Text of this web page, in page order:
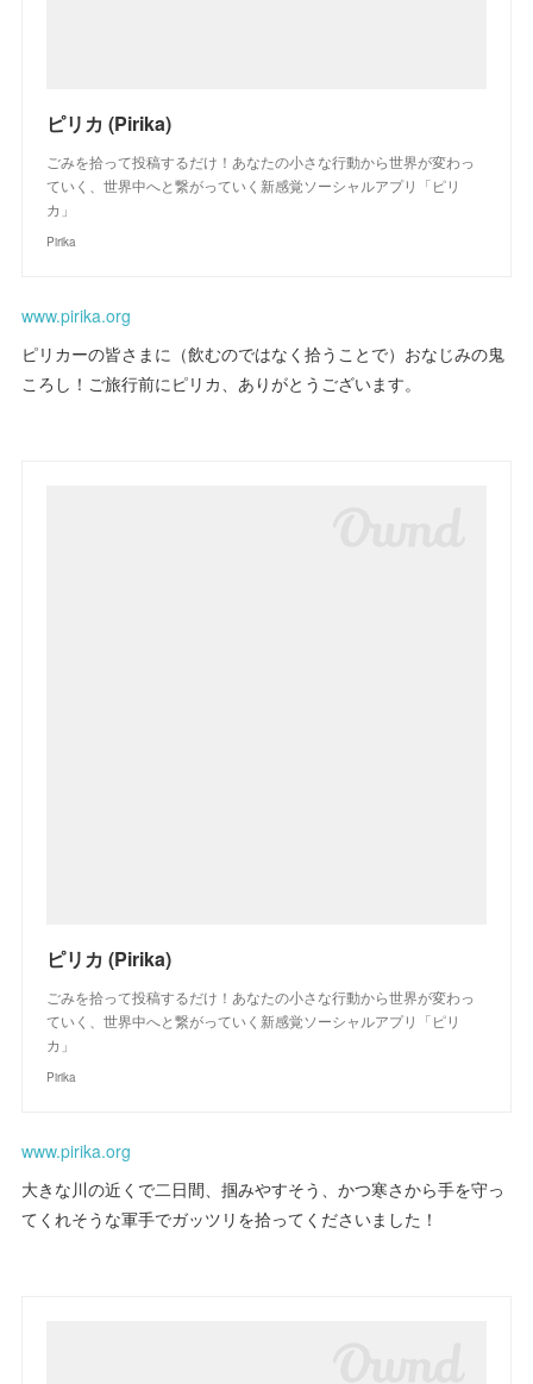
ピリカ (Pirika)
ごみを拾って投稿するだけ！あなたの小さな行動から世界が変わっ
ていく、世界中へと繋がっていく新感覚ソーシャルアプリ「ピリ
カ」
Pirika
www.pirika.org
ピリカーの皆さまに（飲むのではなく拾うことで）おなじみの鬼
ころし！ご旅行前にピリカ、ありがとうございます。
ピリカ (Pirika)
ごみを拾って投稿するだけ！あなたの小さな行動から世界が変わっ
ていく、世界中へと繋がっていく新感覚ソーシャルアプリ「ピリ
カ」
Pirika
www.pirika.org
大きな川の近くで二日間、掴みやすそう、かつ寒さから手を守っ
てくれそうな軍手でガッツリを拾ってくださいました！